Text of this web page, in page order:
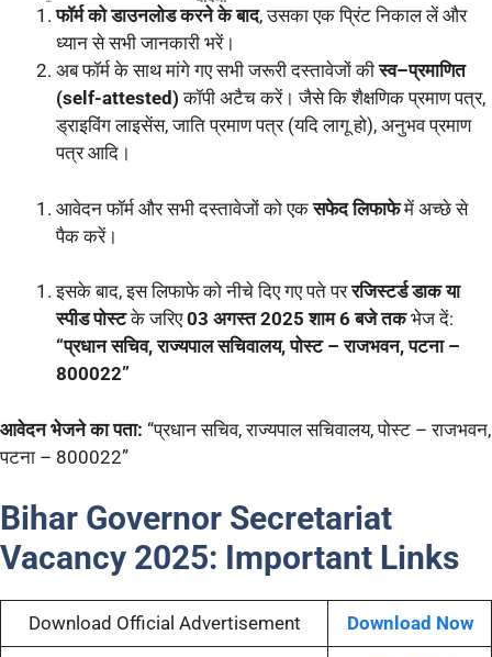
फॉर्म को डाउनलोड करने के बाद, उसका एक प्रिंट निकाल लें और
ध्यान से सभी जानकारी भरें।
अब फॉर्म के साथ मांगे गए सभी जरूरी दस्तावेजों कीस्व–प्रमाणित
(self-attested) कॉपी अटैच करें। जैसे कि शैक्षणिक प्रमाण पत्र,
ड्राइविंग लाइसेंस, जाति प्रमाण पत्र (यदि लागू हो), अनुभव प्रमाण
पत्र आदि।
आवेदन फॉर्म और सभी दस्तावेजों को एकसफेद लिफाफेमें अच्छे से
पैक करें।
इसके बाद, इस लिफाफे को नीचे दिए गए पते पररजिस्टर्ड डाक या
स्पीड पोस्टके जरिए03 अगस्त 2025 शाम 6 बजे तकभेज दें:
“प्रधान सचिव, राज्यपाल सचिवालय, पोस्ट – राजभवन, पटना –
800022”
आवेदन भेजने का पता: “प्रधान सचिव, राज्यपाल सचिवालय, पोस्ट – राजभवन,
पटना – 800022”
Bihar Governor Secretariat
Vacancy 2025: Important Links
Download Official Advertisement Download Now